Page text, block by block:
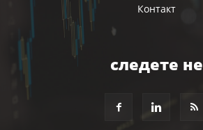
Контакт
следете не